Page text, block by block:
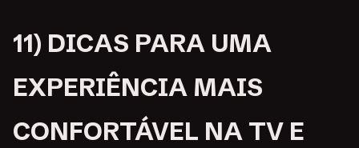
11) DICAS PARA UMA
EXPERIÊNCIA MAIS
CONFORTÁVEL NA TV E